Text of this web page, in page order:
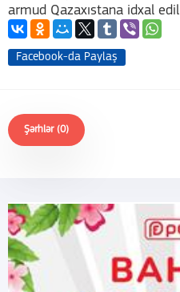
armud Qazaxıstana idxal
Facebook-da Paylaş
Şərhlər (0)